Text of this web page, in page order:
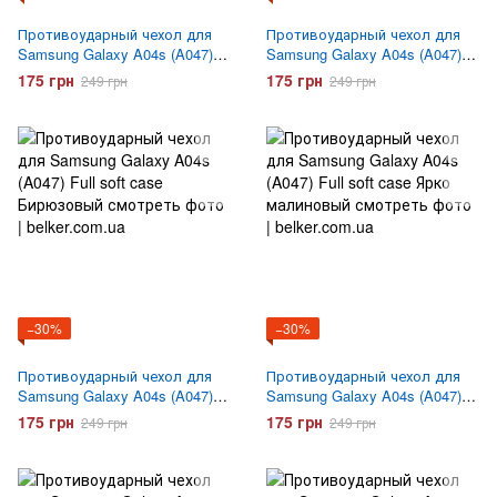
Противоударный чехол для
Samsung Galaxy A04s (A047)
Full soft case Розовый
175 грн 249 грн
Противоударный чехол для
Samsung Galaxy A04s (A047)
Full soft case Фиолетовый
175 грн 249 грн
−30%
Противоударный чехол для
Samsung Galaxy A04s (A047)
Full soft case Бирюзовый
175 грн 249 грн
−30%
Противоударный чехол для
Samsung Galaxy A04s (A047)
Full soft case Ярко Малиновый
175 грн 249 грн